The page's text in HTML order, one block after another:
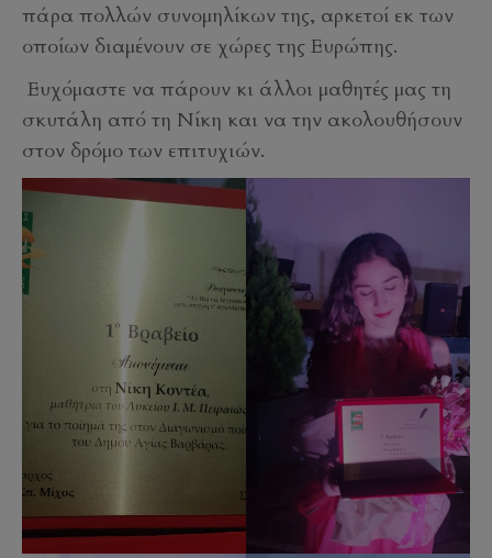
πάρα πολλών συνομηλίκων της, αρκετοί εκ των
οποίων διαμένουν σε χώρες της Ευρώπης.
Ευχόμαστε να πάρουν κι άλλοι μαθητές μας τη
σκυτάλη από τη Νίκη και να την ακολουθήσουν
στον δρόμο των επιτυχιών.